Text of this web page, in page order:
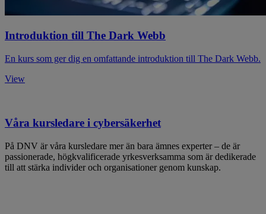
Introduktion till The Dark Webb
En kurs som ger dig en omfattande introduktion till The Dark Webb.
View
Våra kursledare i cybersäkerhet
På DNV är våra kursledare mer än bara ämnes experter – de är
passionerade, högkvalificerade yrkesverksamma som är dedikerade
till att stärka individer och organisationer genom kunskap.